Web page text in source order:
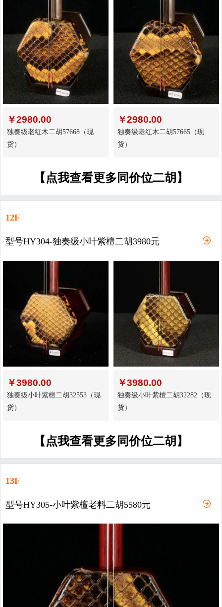
￥2980.00
独奏级老红木二胡57668（现
货）
￥2980.00
独奏级老红木二胡57665（现
货）
【点我查看更多同价位二胡】
12F
型号HY304-独奏级小叶紫檀二胡3980元
￥3980.00
独奏级小叶紫檀二胡32553（现
货）
￥3980.00
独奏级小叶紫檀二胡32282（现
货）
【点我查看更多同价位二胡】
13F
型号HY305-小叶紫檀老料二胡5580元